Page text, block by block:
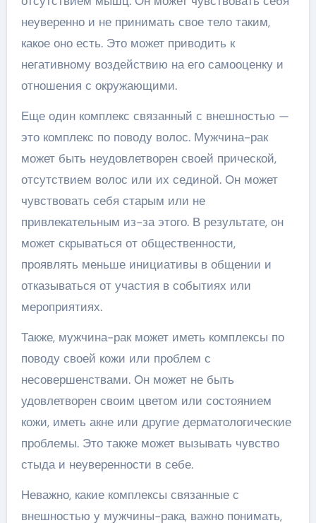
неуверенно и не принимать свое тело таким,
какое оно есть. Это может приводить к
негативному воздействию на его самооценку и
отношения с окружающими.
Еще один комплекс связанный с внешностью —
это комплекс по поводу волос. Мужчина-рак
может быть неудовлетворен своей прической,
отсутствием волос или их сединой. Он может
чувствовать себя старым или не
привлекательным из-за этого. В результате, он
может скрываться от общественности,
проявлять меньше инициативы в общении и
отказываться от участия в событиях или
мероприятиях.
Также, мужчина-рак может иметь комплексы по
поводу своей кожи или проблем с
несовершенствами. Он может не быть
удовлетворен своим цветом или состоянием
кожи, иметь акне или другие дерматологические
проблемы. Это также может вызывать чувство
стыда и неуверенности в себе.
Неважно, какие комплексы связанные с
внешностью у мужчины-рака, важно понимать,